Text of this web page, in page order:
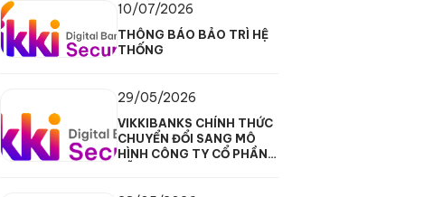
10/07/2026
THÔNG BÁO BẢO TRÌ HỆ
THỐNG
29/05/2026
VIKKIBANKS CHÍNH THỨC
CHUYỂN ĐỔI SANG MÔ
HÌNH CÔNG TY CỔ PHẦN,